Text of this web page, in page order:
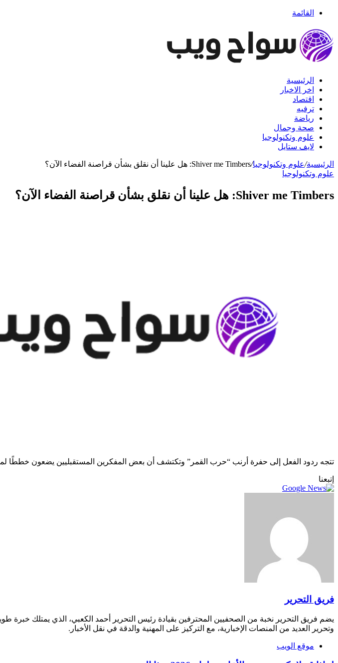
القائمة
الرئيسية
اخر الاخبار
اقتصاد
ترفيه
رياضة
صحة وجمال
علوم وتكنولوجيا
لايف ستايل
الرئيسية/علوم وتكنولوجيا/Shiver me Timbers: هل علينا أن نقلق بشأن قراصنة الفضاء الآن؟
علوم وتكنولوجيا
Shiver me Timbers: هل علينا أن نقلق بشأن قراصنة الفضاء الآن؟
تتجه ردود الفعل إلى حفرة أرنب “حرب القمر” وتكتشف أن بعض المفكرين المستقبليين يضعون خططًا
إتبعنا
فريق التحرير
يضم فريق التحرير نخبة من الصحفيين المحترفين بقيادة رئيس التحرير أحمد الكعبي، الذي يمتلك
وتحرير العديد من المنصات الإخبارية، مع التركيز على المهنية والدقة في نقل الأخبار.
موقع الويب